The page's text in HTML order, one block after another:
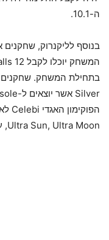
ה-10.1.
בנוסף לליקנרוק,
Ultra Sun, Ultra Moon, עד ה-21.9.2018.